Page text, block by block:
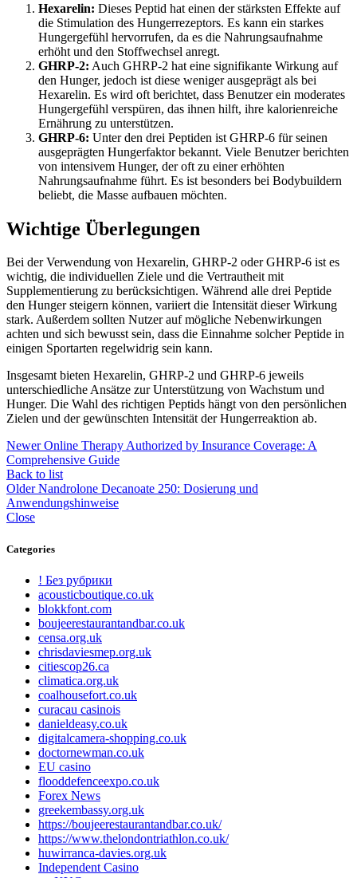
Hexarelin: Dieses Peptid hat einen der stärksten Effekte auf
die Stimulation des Hungerrezeptors. Es kann ein starkes
Hungergefühl hervorrufen, da es die Nahrungsaufnahme
erhöht und den Stoffwechsel anregt.
GHRP-2: Auch GHRP-2 hat eine signifikante Wirkung auf
den Hunger, jedoch ist diese weniger ausgeprägt als bei
Hexarelin. Es wird oft berichtet, dass Benutzer ein moderates
Hungergefühl verspüren, das ihnen hilft, ihre kalorienreiche
Ernährung zu unterstützen.
GHRP-6: Unter den drei Peptiden ist GHRP-6 für seinen
ausgeprägten Hungerfaktor bekannt. Viele Benutzer berichten
von intensivem Hunger, der oft zu einer erhöhten
Nahrungsaufnahme führt. Es ist besonders bei Bodybuildern
beliebt, die Masse aufbauen möchten.
Wichtige Überlegungen
Bei der Verwendung von Hexarelin, GHRP-2 oder GHRP-6 ist es
wichtig, die individuellen Ziele und die Vertrautheit mit
Supplementierung zu berücksichtigen. Während alle drei Peptide
den Hunger steigern können, variiert die Intensität dieser Wirkung
stark. Außerdem sollten Nutzer auf mögliche Nebenwirkungen
achten und sich bewusst sein, dass die Einnahme solcher Peptide in
einigen Sportarten regelwidrig sein kann.
Insgesamt bieten Hexarelin, GHRP-2 und GHRP-6 jeweils
unterschiedliche Ansätze zur Unterstützung von Wachstum und
Hunger. Die Wahl des richtigen Peptids hängt von den persönlichen
Zielen und der gewünschten Intensität der Hungerreaktion ab.
Newer Online Therapy Authorized by Insurance Coverage: A
Comprehensive Guide
Back to list
Older Nandrolone Decanoate 250: Dosierung und
Anwendungshinweise
Close
Categories
! Без рубрики
acousticboutique.co.uk
blokkfont.com
boujeerestaurantandbar.co.uk
censa.org.uk
chrisdaviesmep.org.uk
citiescop26.ca
climatica.org.uk
coalhousefort.co.uk
curacau casinois
danieldeasy.co.uk
digitalcamera-shopping.co.uk
doctornewman.co.uk
EU casino
flooddefenceexpo.co.uk
Forex News
greekembassy.org.uk
https://boujeerestaurantandbar.co.uk/
https://www.thelondontriathlon.co.uk/
huwirranca-davies.org.uk
Independent Casino